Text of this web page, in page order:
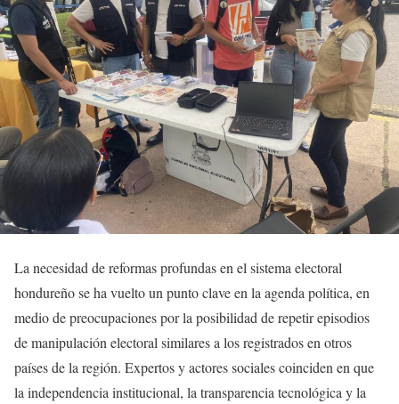
La necesidad de reformas profundas en el sistema electoral
hondureño se ha vuelto un punto clave en la agenda política, en
medio de preocupaciones por la posibilidad de repetir episodios
de manipulación electoral similares a los registrados en otros
países de la región. Expertos y actores sociales coinciden en que
la independencia institucional, la transparencia tecnológica y la